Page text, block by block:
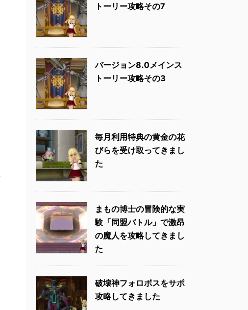
トーリー攻略その7
バージョン8.0メインス
トーリー攻略その3
毎月利用特典の黄金の花
びらを受け取ってきまし
た
まもの博士の冒険的な実
験「同盟バトル」で激昂
の魔人を攻略してきまし
た
破壊神フォロボスをサポ
攻略してきました